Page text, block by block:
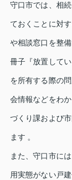
守口市では、相
ておくことに対
や相談窓口を整
冊子『放置して
を所有する際の
会情報などをわ
づくり課および
ます 。
また、守口市に
用実態がない戸